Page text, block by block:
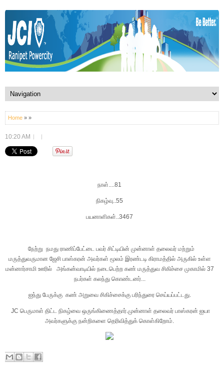
Home » »
10:20 AM
நாள்....81
நிகழ்வு..55
பயனாளிகள்..3467
நேற்று நமது ராணிப்பேட்டை பவர் சிட்டியின் முன்னாள் தலைவர் மற்றும்
மருத்துவருமான ஜேசி பாஸ்கரன் அவர்கள் மூலம் இரண்டடி கிராமத்தில் அருகில் உள்ள
மன்னார்சாமி ஊரில் அங்கன்வாடியில் நடைபெற்ற கண் மருத்துவ சிகிச்சை முகாமில்37
நபர்கள் கலந்து கொண்டனர்...
ஐந்து பேருக்கு கண் அறுவை சிகிச்சைக்கு பரிந்துரை செய்யப்பட்டது.
JC பெருமாள் திட்ட நிகழ்வை ஒருங்கிணைத்தார்.முன்னாள் தலைவர் பாஸ்கரன் ஐயா
அவர்களுக்கு நன்றிகளை தெரிவித்துக் கொள்கிறோம்.